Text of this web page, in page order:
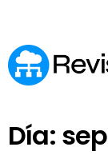
Día: